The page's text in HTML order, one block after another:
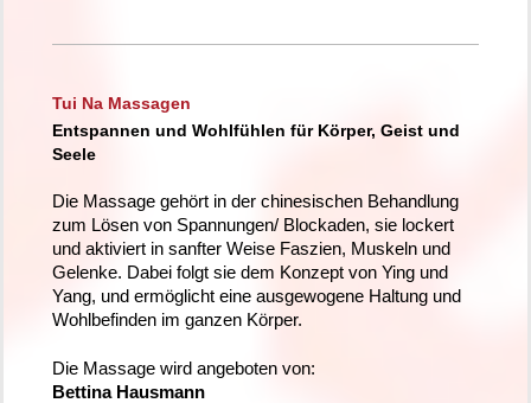
Tui Na Massagen
Entspannen und Wohlfühlen für Körper, Geist und
Seele
Die Massage gehört in der chinesischen Behandlung
zum Lösen von Spannungen/ Blockaden, sie lockert
und aktiviert in sanfter Weise Faszien, Muskeln und
Gelenke. Dabei folgt sie dem Konzept von Ying und
Yang, und ermöglicht eine ausgewogene Haltung und
Wohlbefinden im ganzen Körper.
Die Massage wird angeboten von:
Bettina Hausmann